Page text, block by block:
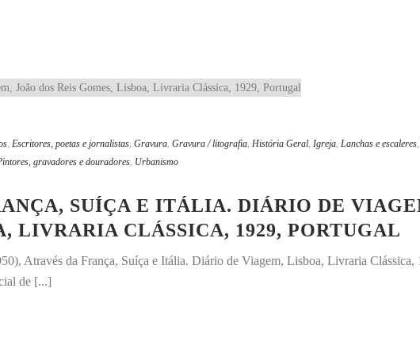
, Escritores, poetas e jornalistas, Gravura, Gravura / litografia, História Geral, Igreja, Lanchas e escaleres,
gravadores e douradores, Urbanismo
SUÍÇA E ITÁLIA. DIÁRIO DE
LIVRARIA CLÁSSICA, 1929, PORTUGAL
Através da França, Suíça e Itália. Diário de Viagem, Lisboa, Livraria
de [...]